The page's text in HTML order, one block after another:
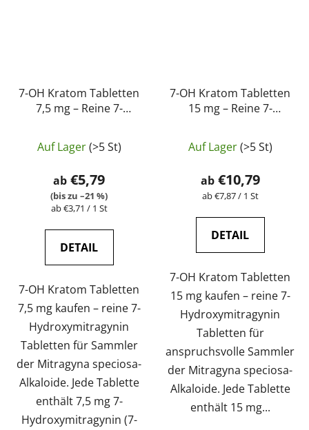
7-OH Kratom Tabletten
7,5 mg – Reine 7-
Tabletten | GreenGuru
durchschnittliche
Produktbewertung
ist
4,7
von
5
Sternen.
Auf Lager(>5 St)
ab €5,79
(bis zu –21 %)
Verkaufspreis:
ab €3,71 / 1 St
DETAIL
7-OH Kratom Tabletten
7,5 mg kaufen – reine 7-
Hydroxymitragynin
Tabletten für Sammler
der Mitragyna speciosa-
Alkaloide. Jede Tablette
enthält 7,5 mg 7-
Hydroxymitragynin (7-
7-OH Kratom Tabletten
15 mg – Reine 7-
Tabletten | GreenGuru
ist
von
Auf Lager(>5 St)
ab€10,79
Verkaufspreis:
ab €7,87 / 1 St
DETAIL
7-OH Kratom Tabletten
15 mg kaufen – reine 7-
Hydroxymitragynin
Tabletten für
anspruchsvolle Sammler
der Mitragyna speciosa-
Alkaloide. Jede Tablette
enthält 15 mg...